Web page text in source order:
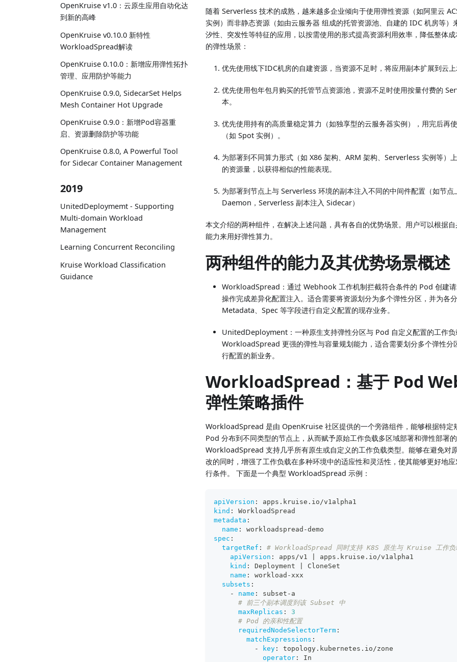
OpenKruise v1.0：云原生应用自动化达
到新的高峰
OpenKruise v0.10.0 新特性
WorkloadSpread解读
OpenKruise 0.10.0：新增应用弹性拓扑
管理、应用防护等能力
OpenKruise 0.9.0, SidecarSet Helps
Mesh Container Hot Upgrade
OpenKruise 0.9.0：新增Pod容器重
启、资源删除防护等功能
OpenKruise 0.8.0, A Powerful Tool
for Sidecar Container Management
2019
UnitedDeploymemt - Supporting
Multi-domain Workload
Management
Learning Concurrent Reconciling
Kruise Workload Classification
Guidance
随着 Serverless 技术的成熟，越来越多企业倾向于使用弹性资源（如阿里云
实例）而非静态资源（如由云服务器 组成的托管资源池、自建的 IDC 机房等）
汐性、突发性等特征的应用，以按需使用的形式提高资源利用效率，降低整体
的弹性场景：
优先使用线下IDC机房的自建资源，当资源不足时，将应用副本扩展到云
优先使用包年包月购买的托管节点资源池，资源不足时使用按量付费的
本。
优先使用持有的高质量稳定算力（如独享型的云服务器实例），用完后再
（如 Spot 实例）。
为部署到不同算力形式（如 X86 架构、ARM 架构、Serverless 实例等）
的资源量，以获得相似的性能表现。
为部署到节点上与 Serverless 环境的副本注入不同的中间件配置（如节点
Daemon，Serverless 副本注入 Sidecar）
本文介绍的两种组件，在解决上述问题，具有各自的优势场景。用户可以根据
能力来用好弹性算力。
两种组件的能力及其优势场景概述
WorkloadSpread：通过 Webhook 工作机制拦截符合条件的 Pod 创建
操作完成差异化配置注入。适合需要将资源划分为多个弹性分区，并为各
Metadata、Spec 等字段进行自定义配置的现存业务。
UnitedDeployment：一种原生支持弹性分区与 Pod 自定义配置的工作负
WorkloadSpread 更强的弹性与容量规划能力，适合需要划分多个弹性分
行配置的新业务。
WorkloadSpread：基于 Pod
弹性策略插件
WorkloadSpread 是由 OpenKruise 社区提供的一个旁路组件，能够根据特定
Pod 分布到不同类型的节点上，从而赋予原始工作负载多区域部署和弹性部署
WorkloadSpread 支持几乎所有原生或自定义的工作负载类型。能够在避免对
改的同时，增强了工作负载在多种环境中的适应性和灵活性，使其能够更好地
行条件。 下面是一个典型 WorkloadSpread 示例：
apiVersion :
apps.kruise.io/v1alpha1
kind :
WorkloadSpread
metadata :
name : workloadspread -demo
spec :
targetRef :
# WorkloadSpread 同时支持 K8S 原生与 Kruise 工作负
apiVersion : apps/v1
apps.kruise.io/v1alpha1
kind : Deployment
CloneSet
name : workload - xxx
subsets :
-
name : subset - a
# 前三个副本调度到该 Subset 中
maxReplicas :
3
# Pod 的亲和性配置
requiredNodeSelectorTerm :
matchExpressions :
-
key :
topology.kubernetes.io/zone
operator :
In